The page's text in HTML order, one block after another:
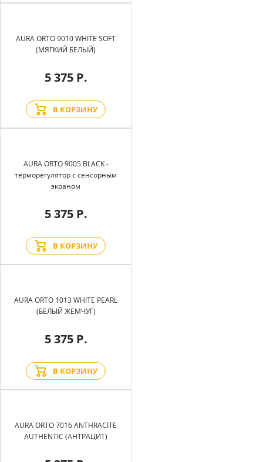
AURA ORTO 9010 WHITE SOFT
(МЯГКИЙ БЕЛЫЙ)
5 375 Р.
В КОРЗИНУ
AURA ORTO 9005 BLACK -
терморегулятор с сенсорным
экраном
5 375 Р.
В КОРЗИНУ
AURA ORTO 1013 WHITE PEARL
(БЕЛЫЙ ЖЕМЧУГ)
5 375 Р.
В КОРЗИНУ
AURA ORTO 7016 ANTHRACITE
AUTHENTIC (АНТРАЦИТ)